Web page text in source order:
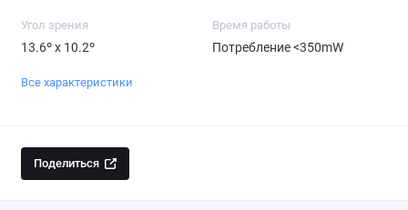
Угол зрения
13.6º x 10.2º
Время работы
Потребление <350mW
Все характеристики
Поделиться